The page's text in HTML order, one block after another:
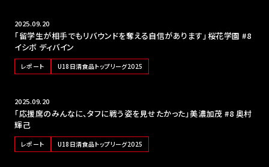
2025.09.20
「留学生が相手でもリバウンドを奪える自信があります」桜花学園 #8
イシボ ディバイン
レポート U18日清食品トップリーグ2025
2025.09.20
「応援席のみんなに、タフに戦う姿を見せたかった」美濃加茂 #8 奥村
輝己
レポート U18日清食品トップリーグ2025